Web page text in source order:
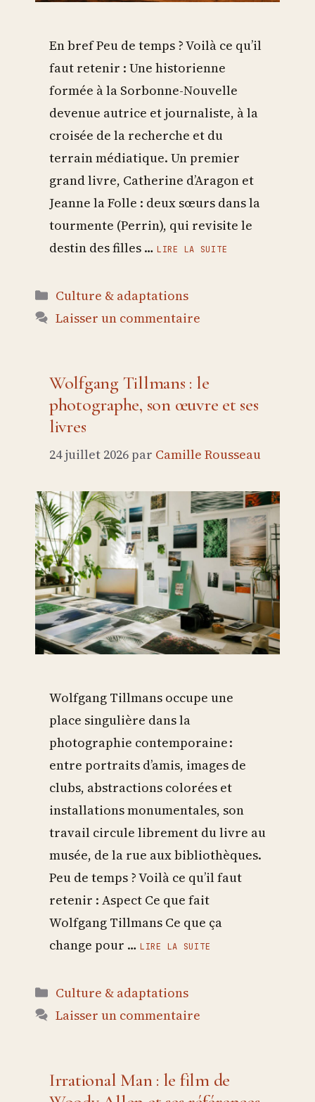
En bref Peu de temps ? Voilà ce qu’il
faut retenir : Une historienne
formée à la Sorbonne-Nouvelle
devenue autrice et journaliste, à la
croisée de la recherche et du
terrain médiatique. Un premier
grand livre, Catherine d’Aragon et
Jeanne la Folle : deux sœurs dans la
tourmente (Perrin), qui revisite le
destin des filles … LIRE LA SUITE
Catégories
Culture & adaptations
Laisser un commentaire
Wolfgang Tillmans : le
photographe, son œuvre et ses
livres
24 juillet 2026 par Camille Rousseau
Wolfgang Tillmans occupe une
place singulière dans la
photographie contemporaine :
entre portraits d’amis, images de
clubs, abstractions colorées et
installations monumentales, son
travail circule librement du livre au
musée, de la rue aux bibliothèques.
Peu de temps ? Voilà ce qu’il faut
retenir : Aspect Ce que fait
Wolfgang Tillmans Ce que ça
change pour … LIRE LA SUITE
Catégories
Culture & adaptations
Laisser un commentaire
Irrational Man : le film de